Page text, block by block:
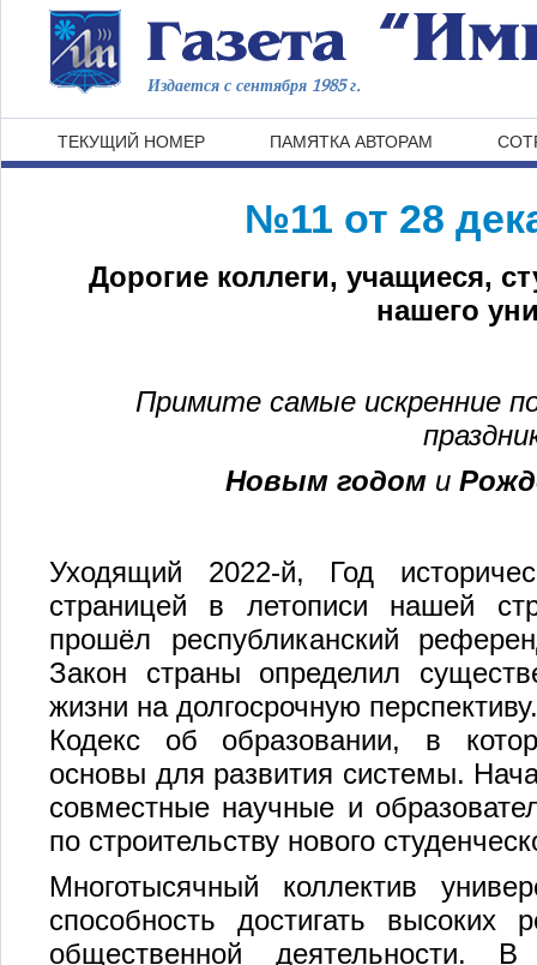
Издается с сентября 1985 г.
ТЕКУЩИЙ НОМЕР ПАМЯТКА АВТОРАМ
№11 от 28
Дорогие коллеги, учащиеся,
нашего
Примите самые искренние
Новым годом и
Уходящий 2022-й, Год
страницей в летописи нашей
прошёл республиканский
Закон страны определил
жизни на долгосрочную
Кодекс об образовании, в
основы для развития системы.
совместные научные и
по строительству нового
Многотысячный коллектив
способность достигать высоких
общественной